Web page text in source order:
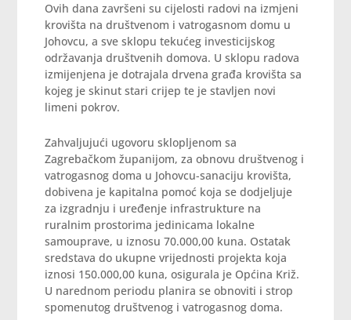
Ovih dana završeni su cijelosti radovi na izmjeni
krovišta na društvenom i vatrogasnom domu u
Johovcu, a sve sklopu tekućeg investicijskog
održavanja društvenih domova. U sklopu radova
izmijenjena je dotrajala drvena građa krovišta sa
kojeg je skinut stari crijep te je stavljen novi
limeni pokrov.
Zahvaljujući ugovoru sklopljenom sa
Zagrebačkom županijom, za obnovu društvenog i
vatrogasnog doma u Johovcu-sanaciju krovišta,
dobivena je kapitalna pomoć koja se dodjeljuje
za izgradnju i uređenje infrastrukture na
ruralnim prostorima jedinicama lokalne
samouprave, u iznosu 70.000,00 kuna. Ostatak
sredstava do ukupne vrijednosti projekta koja
iznosi 150.000,00 kuna, osigurala je Općina Križ.
U narednom periodu planira se obnoviti i strop
spomenutog društvenog i vatrogasnog doma.